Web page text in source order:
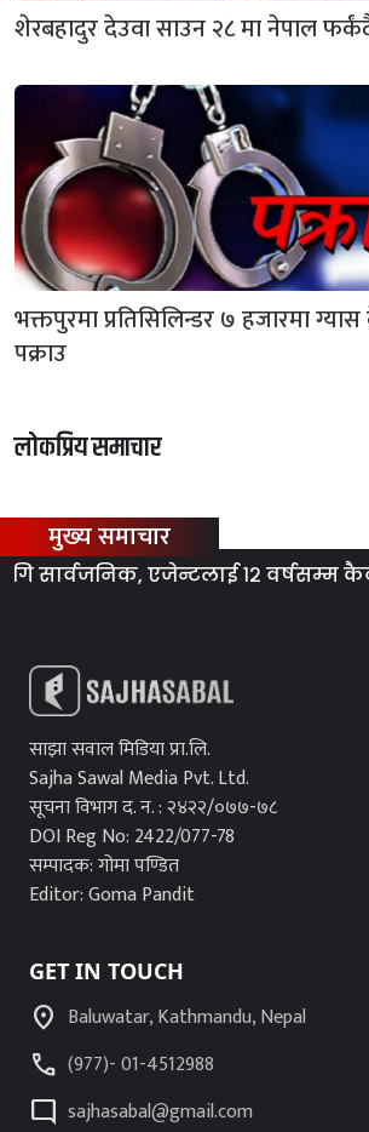
शेरबहादुर देउवा साउन २८ मा नेपाल
भक्तपुरमा प्रतिसिलिन्डर ७ हजारमा ग्यास
पक्राउ
लोकप्रिय समाचार
मुख्य समाचार
एजेन्टलाई १२ वर्षसम्म कैद
साझा सवाल मिडिया प्रा.लि.
Sajha Sawal Media Pvt. Ltd.
सूचना विभाग द. न. : २४२२/०७७-७८
DOI Reg No: 2422/077-78
सम्पादक: गोमा पण्डित
Editor: Goma Pandit
GET IN TOUCH
location_on Baluwatar, Kathmandu, Nepal
call (977)- 01-4512988
mode_comment sajhasabal@gmail.com